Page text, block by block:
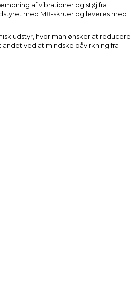
af vibrationer og støj fra
med M8-skruer og leveres med
udstyr, hvor man ønsker at reducere
ved at mindske påvirkning fra